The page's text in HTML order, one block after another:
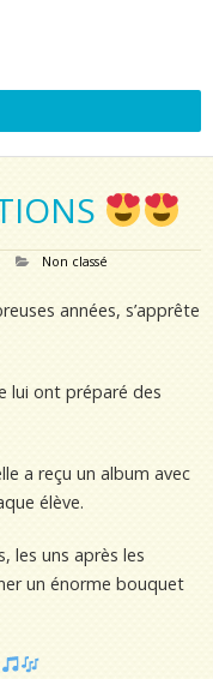
Non classé
années, s’apprête
lui ont préparé des
a reçu un album avec
élève.
les uns après les
un énorme bouquet